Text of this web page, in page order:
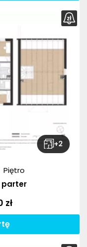
+2
Piętro
parter
zł